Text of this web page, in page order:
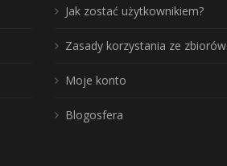
Jak zostać użytkownikiem?
Zasady korzystania ze zbiorów
Moje konto
Blogosfera